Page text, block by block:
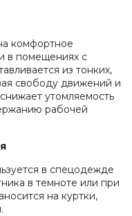
комфортное
в помещениях с
из тонких,
свободу движений и
утомляемость
рабочей
в спецодежде
в темноте или при
на куртки,